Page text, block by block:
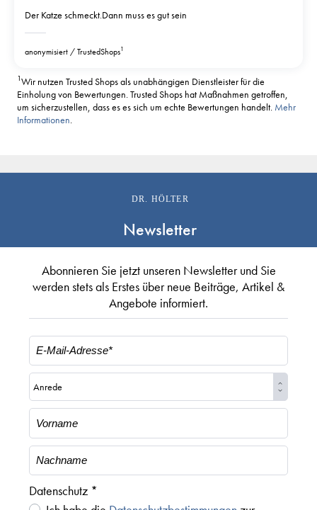
Der Katze schmeckt.Dann muss es gut sein
anonymisiert TrustedShops1
1Wir nutzen Trusted Shops als unabhängigen Dienstleister für die
Einholung von Bewertungen. Trusted Shops hat Maßnahmen getroffen,
um sicherzustellen, dass es es sich um echte Bewertungen handelt. Mehr
Informationen.
DR. HÖLTER
Newsletter
Abonnieren Sie jetzt unseren Newsletter und Sie
werden stets als Erstes über neue Beiträge, Artikel &
Angebote informiert.
Datenschutz *